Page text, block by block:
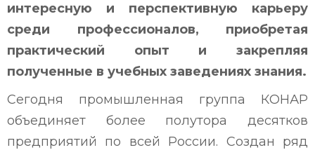
интересную и перспективную карьеру
среди профессионалов, приобретая
практический опыт и закрепляя
полученные в учебных заведениях знания.
Сегодня промышленная группа КОНАР
объединяет более полутора десятков
предприятий по всей России. Создан ряд